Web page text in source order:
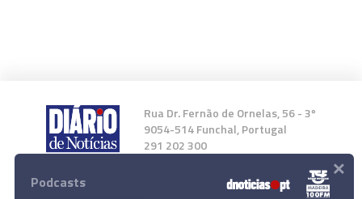
Rua Dr. Fernão de Ornelas, 56 - 3º
9054-514 Funchal, Portugal
291 202 300
Instale a nossa App
Podcasts ×